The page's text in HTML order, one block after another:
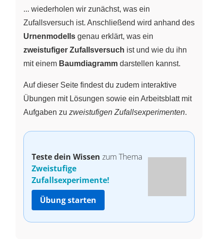
... wiederholen wir zunächst, was ein
Zufallsversuch ist. Anschließend wird anhand des
Urnenmodells genau erklärt, was ein
zweistufiger Zufallsversuch ist und wie du ihn
mit einem Baumdiagramm darstellen kannst.
Auf dieser Seite findest du zudem interaktive
Übungen mit Lösungen sowie ein Arbeitsblatt mit
Aufgaben zu zweistufigen Zufallsexperimenten.
Teste dein Wissen zum Thema
Zweistufige
Zufallsexperimente!
Übung starten